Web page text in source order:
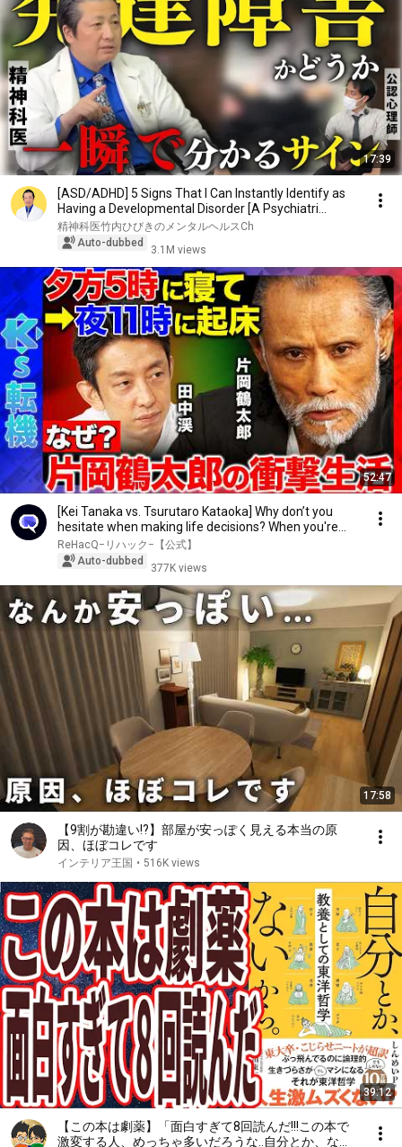
17:39
[ASD/ADHD] 5 Signs That I Can Instantly Identify as
Having a Developmental Disorder [A Psychiatri...
精神科医竹内ひびきのメンタルヘルスCh
Auto-dubbed
3.1M views
52:47
[Kei Tanaka vs. Tsurutaro Kataoka] Why don’t you
hesitate when making life decisions? When you're...
ReHacQ−リハック−【公式】
Auto-dubbed
377K views
17:58
【9割が勘違い!?】部屋が安っぽく見える本当の原
因、ほぼコレです
インテリア王国 • 516K views
39:12
【この本は劇薬】「面白すぎて8回読んだ!!!この本で
激変する人、めっちゃ多いだろうな..自分とか、ない